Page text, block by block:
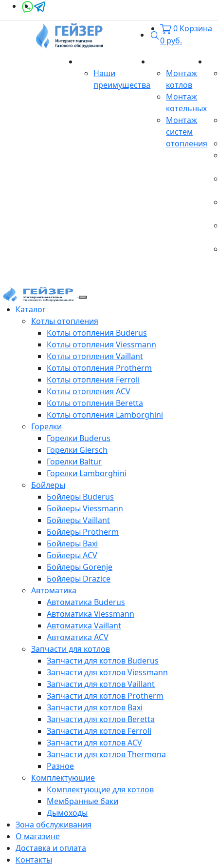
Поиск
0 Корзина
0 руб.
Наши
преимущества
Монтаж
котлов
Монтаж
котельных
Монтаж
систем
отопления
Каталог
Котлы отопления
Котлы отопления Buderus
Котлы отопления Viessmann
Котлы отопления Vaillant
Котлы отопления Protherm
Котлы отопления Ferroli
Котлы отопления ACV
Котлы отопления Beretta
Котлы отопления Lamborghini
Горелки
Горелки Buderus
Горелки Giersch
Горелки Baltur
Горелки Lamborghini
Бойлеры
Бойлеры Buderus
Бойлеры Viessmann
Бойлеры Vaillant
Бойлеры Protherm
Бойлеры Baxi
Бойлеры ACV
Бойлеры Gorenje
Бойлеры Drazice
Автоматика
Автоматика Buderus
Автоматика Viessmann
Автоматика Vaillant
Автоматика ACV
Запчасти для котлов
Запчасти для котлов Buderus
Запчасти для котлов Viessmann
Запчасти для котлов Vaillant
Запчасти для котлов Protherm
Запчасти для котлов Baxi
Запчасти для котлов Beretta
Запчасти для котлов Ferroli
Запчасти для котлов ACV
Запчасти для котлов Thermona
Разное
Комплектующие
Комплектующие для котлов
Мембранные баки
Дымоходы
Зона обслуживания
О магазине
Доставка и оплата
Контакты